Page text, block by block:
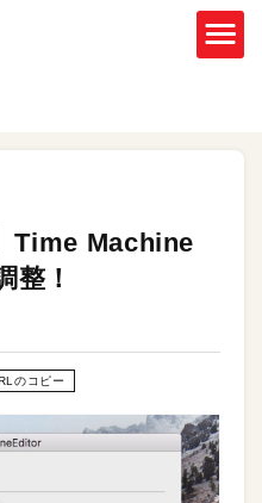
Time Machine
整！
のコピー